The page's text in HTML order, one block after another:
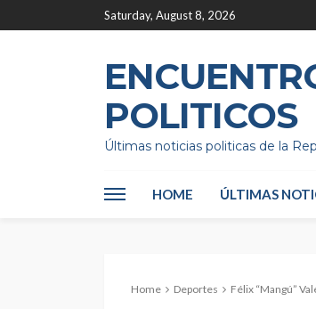
Saturday, August 8, 2026
POLITICOS
Últimas noticias politicas de la
HOME ÚLTIMAS
Home Deportes Félix “Mangú”